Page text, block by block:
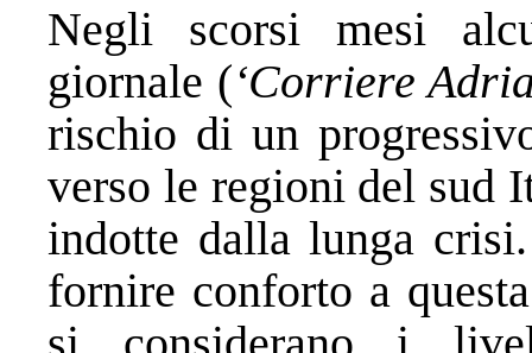
Negli scorsi mesi
giornale (‘Corriere
rischio di un
verso le regioni del sud
indotte dalla lunga
fornire conforto a